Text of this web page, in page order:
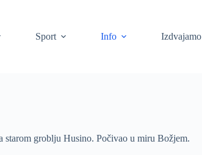
Sport Info Izdvajamo
starom groblju Husino. Počivao u miru Božjem.